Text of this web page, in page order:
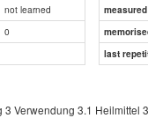
not learned
0
last
Verwendung 3.1